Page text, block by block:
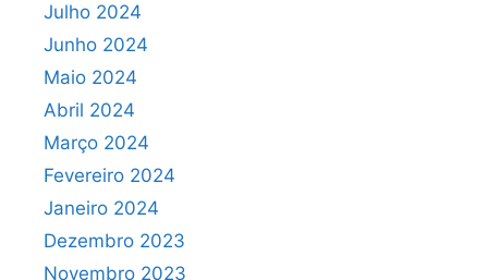
Julho 2024
Junho 2024
Maio 2024
Abril 2024
Março 2024
Fevereiro 2024
Janeiro 2024
Dezembro 2023
Novembro 2023